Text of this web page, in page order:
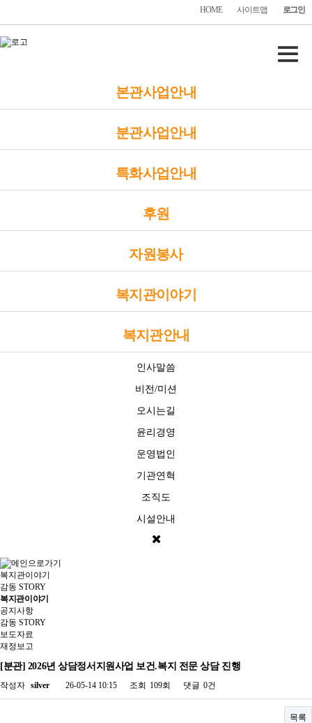
HOME 사이트맵 로그인
본관사업안내
분관사업안내
특화사업안내
후원
자원봉사
복지관이야기
복지관안내
인사말씀
비전/미션
오시는길
윤리경영
운영법인
기관연혁
조직도
시설안내
복지관이야기
감동 STORY
복지관이야기
공지사항
감동 STORY
보도자료
재정보고
[분관] 2026년 상담정서지원사업 보건.복지 전문 상담 진행
작성자 silver 26-05-14 10:15 조회 109회 댓글 0건
목록